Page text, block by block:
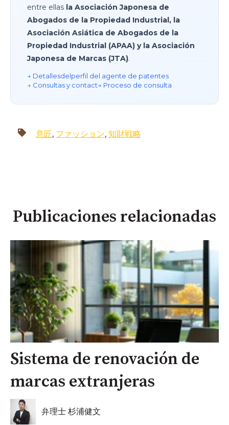
entre ellas la Asociación Japonesa de
Abogados de la Propiedad Industrial, la
Asociación Asiática de Abogados de la
Propiedad Industrial (APAA) y la Asociación
Japonesa de Marcas (JTA).
→ Detallesdelperfil del agente de patentes
→ Consultas y contact→ Proceso de consulta
意匠, ファッション, 知財戦略
Publicaciones relacionadas
Sistema de renovación de
marcas extranjeras
弁理士 杉浦健文